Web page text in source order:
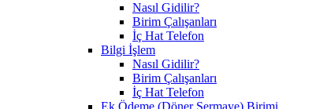
Nasıl Gidilir?
Birim Çalışanları
İç Hat Telefon
Bilgi İşlem
Nasıl Gidilir?
Birim Çalışanları
İç Hat Telefon
Ek Ödeme (Döner Sermaye) Birimi